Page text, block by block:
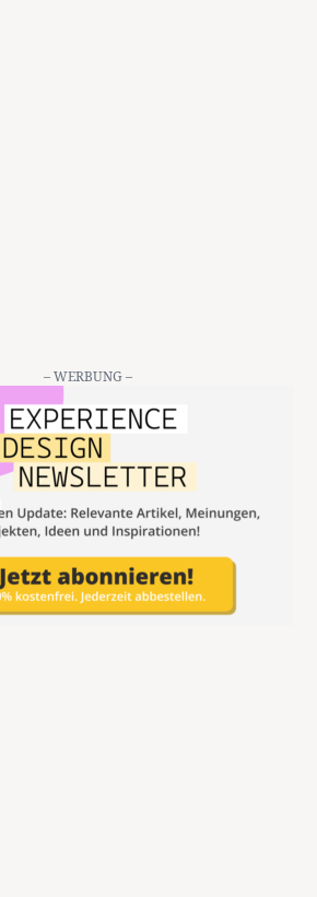
– WERBUNG –